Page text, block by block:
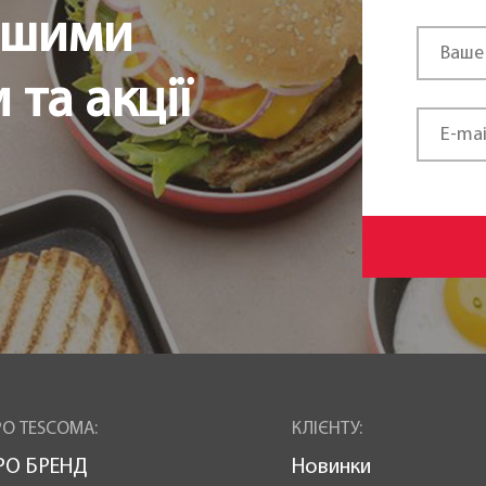
акції
TESCOMA:
БРЕНД
КЛІЄНТУ:
Новинки